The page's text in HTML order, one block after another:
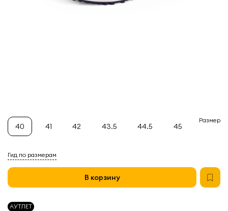
АУТЛЕТ
Гид по размерам
В корзину
Размер
40 41 42 43.5 44.5 45